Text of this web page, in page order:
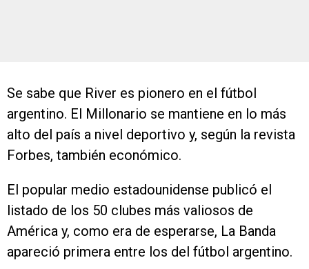
Se sabe que River es pionero en el fútbol
argentino. El Millonario se mantiene en lo más
alto del país a nivel deportivo y, según la revista
Forbes, también económico.
El popular medio estadounidense publicó el
listado de los 50 clubes más valiosos de
América y, como era de esperarse, La Banda
apareció primera entre los del fútbol argentino.